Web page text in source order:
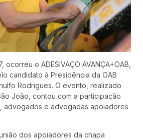
o ADESIVAÇO AVANÇA+OAB,
candidato à Presidência da OAB
Rodrigues. O evento, realizado
João, contou com a participação
advogados e advogadas apoiadores
dos apoiadores da chapa